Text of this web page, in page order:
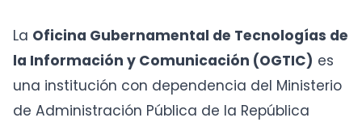
La Oficina Gubernamental de Tecnologías de
la Información y Comunicación (OGTIC) es
una institución con dependencia del Ministerio
de Administración Pública de la República